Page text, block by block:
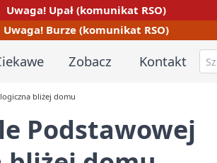
Uwaga! Upał (komunikat RSO)
Uwaga! Burze (komunikat RSO)
Zobacz Kontakt
bliżej domu
Podstawowej